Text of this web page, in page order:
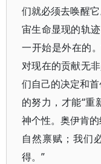
们就必须去唤醒
宙生命显现的轨
一开始是外在的
对现在的贡献无
们自己的决定和
的努力，才能“重
神个性。奥伊肯
自然禀赋；我们
得。”